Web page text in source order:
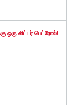
ஒரு லிட்டர் பெட்ரோல்!